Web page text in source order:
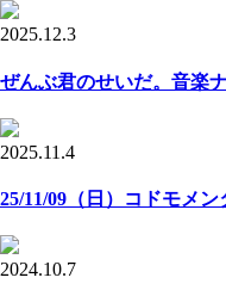
2025.12.3
ぜんぶ君のせいだ。音楽
2025.11.4
25/11/09（日）コドモメ
2024.10.7